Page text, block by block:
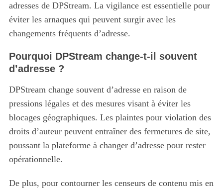
adresses de DPStream. La vigilance est essentielle pour
éviter les arnaques qui peuvent surgir avec les
changements fréquents d’adresse.
Pourquoi DPStream change-t-il souvent
d’adresse ?
DPStream change souvent d’adresse en raison de
pressions légales et des mesures visant à éviter les
blocages géographiques. Les plaintes pour violation des
droits d’auteur peuvent entraîner des fermetures de site,
poussant la plateforme à changer d’adresse pour rester
opérationnelle.
De plus, pour contourner les censeurs de contenu mis en